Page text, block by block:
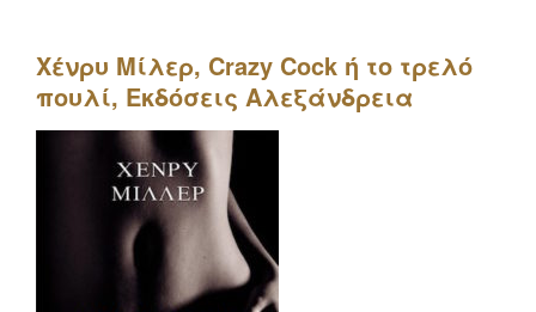
Χένρυ Μίλερ, Crazy Cock ή το τρελό
πουλί, Εκδόσεις Αλεξάνδρεια